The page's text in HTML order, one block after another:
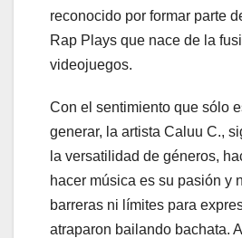
reconocido por formar parte
Rap Plays que nace de la
videojuegos.
Con el sentimiento que sólo
generar, la artista Caluu C.,
la versatilidad de géneros,
hacer música es su pasión y
barreras ni límites para
atraparon bailando bachata.